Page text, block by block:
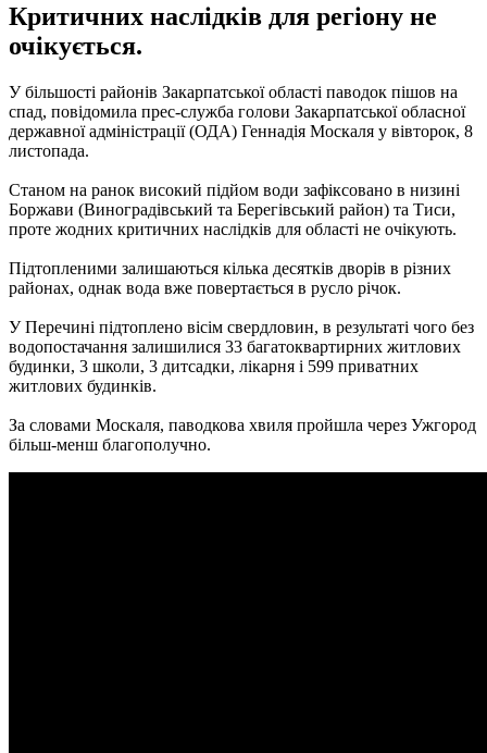
Критичних наслідків для регіону не
очікується.
У більшості районів Закарпатської області паводок пішов на
спад, повідомила прес-служба голови Закарпатської обласної
державної адміністрації (ОДА) Геннадія Москаля у вівторок, 8
листопада.
Станом на ранок високий підйом води зафіксовано в низині
Боржави (Виноградівський та Берегівський район) та Тиси,
проте жодних критичних наслідків для області не очікують.
Підтопленими залишаються кілька десятків дворів в різних
районах, однак вода вже повертається в русло річок.
У Перечині підтоплено вісім свердловин, в результаті чого без
водопостачання залишилися 33 багатоквартирних житлових
будинки, 3 школи, 3 дитсадки, лікарня і 599 приватних
житлових будинків.
За словами Москаля, паводкова хвиля пройшла через Ужгород
більш-менш благополучно.